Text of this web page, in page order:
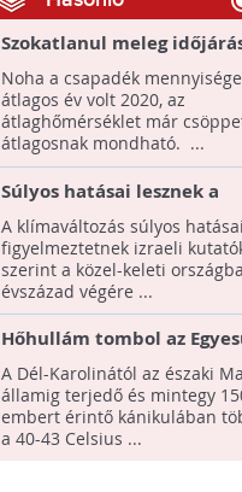
Szokatlanul meleg
2020-ban Magyarországon
Noha a csapadék
átlagos év volt 2020, az
átlaghőmérséklet már
átlagosnak mondható. ...
Súlyos hatásai lesznek a
klímaváltozásnak
kutatók szerint
A klímaváltozás súlyos
figyelmeztetnek izraeli
szerint a közel-keleti
évszázad végére ...
Hőhullám tombol az
Államok keleti
A Dél-Karolinától az északi
államig terjedő és mintegy
embert érintő kánikulában
a 40-43 Celsius ...